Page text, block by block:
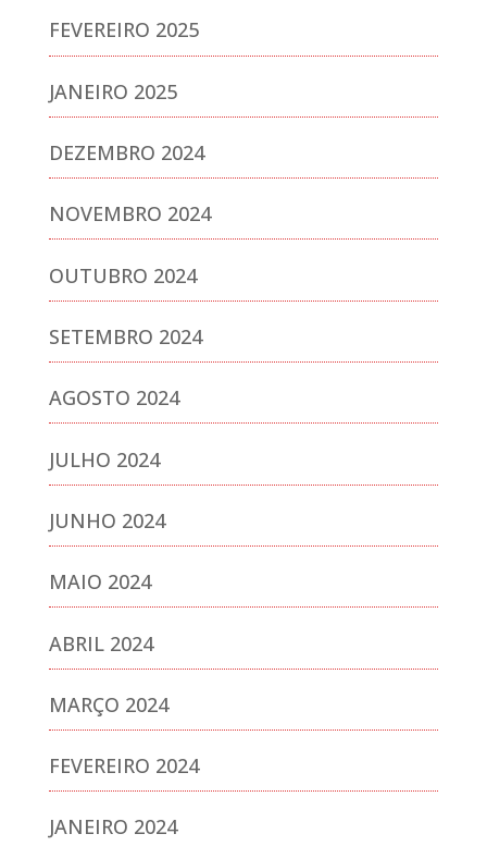
FEVEREIRO 2025
JANEIRO 2025
DEZEMBRO 2024
NOVEMBRO 2024
OUTUBRO 2024
SETEMBRO 2024
AGOSTO 2024
JULHO 2024
JUNHO 2024
MAIO 2024
ABRIL 2024
MARÇO 2024
FEVEREIRO 2024
JANEIRO 2024